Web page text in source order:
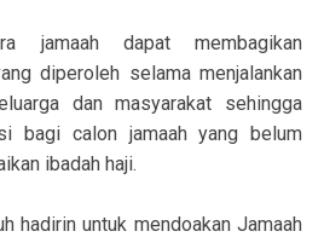
jamaah dapat membagikan
diperoleh selama menjalankan
dan masyarakat sehingga
bagi calon jamaah yang belum
ibadah haji.
hadirin untuk mendoakan Jamaah